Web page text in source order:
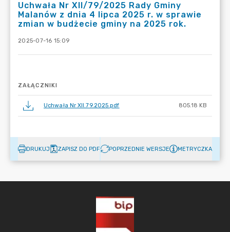
Uchwała Nr XII/79/2025 Rady Gminy
Malanów z dnia 4 lipca 2025 r. w sprawie
zmian w budżecie gminy na 2025 rok.
2025-07-16 15:09
ZAŁĄCZNIKI
Uchwała Nr XII.79.2025.pdf 805.18 KB
DRUKUJ ZAPISZ DO PDF POPRZEDNIE WERSJE METRYCZKA